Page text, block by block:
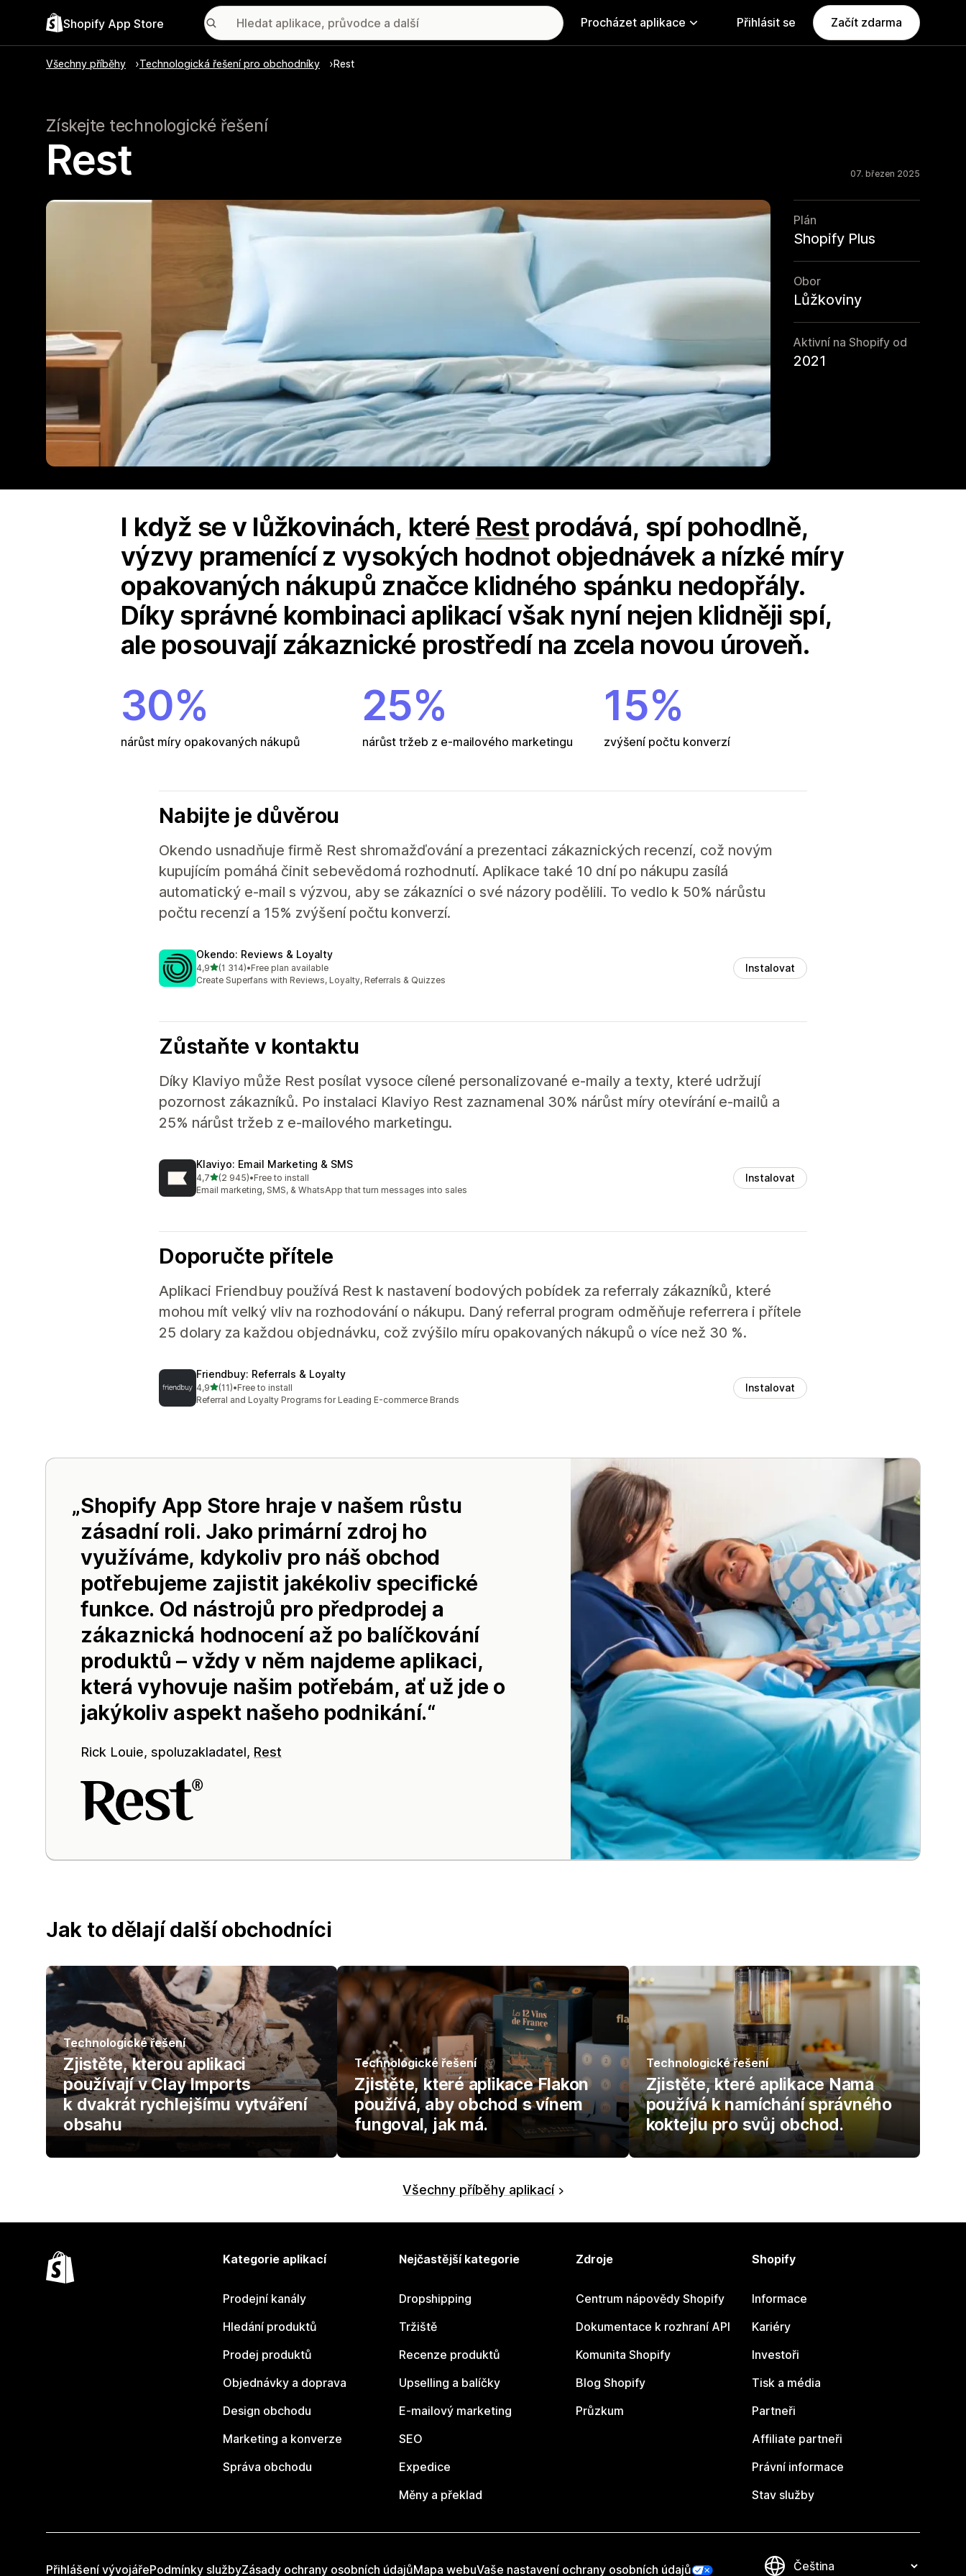
Shopify App Store Procházet aplikace Přihlásit se Začít zdarma
Všechny příběhy Technologická řešení pro obchodníky Rest
Získejte technologické řešení
Rest 07. březen 2025
Plán
Shopify Plus
Obor
Lůžkoviny
Aktivní na Shopify od
2021
I když se v lůžkovinách, které Restprodává, spí pohodlně,
výzvy pramenící z vysokých hodnot objednávek a nízké míry
opakovaných nákupů značce klidného spánku nedopřály.
Díky správné kombinaci aplikací však nyní nejen klidněji spí,
ale posouvají zákaznické prostředí na zcela novou úroveň.
30%
nárůst míry opakovaných nákupů
25%
nárůst tržeb z e-mailového marketingu
15%
zvýšení počtu konverzí
Nabijte je důvěrou
Okendo usnadňuje firmě Rest shromažďování a prezentaci zákaznických recenzí, což novým
kupujícím pomáhá činit sebevědomá rozhodnutí. Aplikace také 10 dní po nákupu zasílá
automatický e-mail s výzvou, aby se zákazníci o své názory podělili. To vedlo k 50% nárůstu
počtu recenzí a 15% zvýšení počtu konverzí.
Okendo: Reviews & Loyalty
4,9z 5 hvězd
(1 314)
Celkový počet recenzí: 1314
•Free plan available
Create Superfans with Reviews, Loyalty, Referrals & Quizzes
Instalovat
Zůstaňte v kontaktu
Díky Klaviyo může Rest posílat vysoce cílené personalizované e-maily a texty, které udržují
pozornost zákazníků. Po instalaci Klaviyo Rest zaznamenal 30% nárůst míry otevírání e-mailů a
25% nárůst tržeb z e-mailového marketingu.
Klaviyo: Email Marketing & SMS
4,7z 5 hvězd
(2 945)
Celkový počet recenzí: 2945
•Free to install
Email marketing, SMS, & WhatsApp that turn messages into sales
Instalovat
Doporučte přítele
Aplikaci Friendbuy používá Rest k nastavení bodových pobídek za referraly zákazníků, které
mohou mít velký vliv na rozhodování o nákupu. Daný referral program odměňuje referrera i přítele
25 dolary za každou objednávku, což zvýšilo míru opakovaných nákupů o více než 30 %.
Friendbuy: Referrals & Loyalty
4,9z 5 hvězd
(11)
Celkový počet recenzí: 11
•Free to install
Referral and Loyalty Programs for Leading E-commerce Brands
Instalovat
Shopify App Store hraje v našem růstu
zásadní roli. Jako primární zdroj ho
využíváme, kdykoliv pro náš obchod
potřebujeme zajistit jakékoliv specifické
funkce. Od nástrojů pro předprodej a
zákaznická hodnocení až po balíčkování
produktů – vždy v něm najdeme aplikaci,
která vyhovuje našim potřebám, ať už jde o
jakýkoliv aspekt našeho podnikání.
Rick Louie, spoluzakladatel, Rest
Jak to dělají další obchodníci
Technologické řešení
Zjistěte, kterou aplikaci
používají v Clay Imports
k dvakrát rychlejšímu vytváření
obsahu
Technologické řešení
Zjistěte, které aplikace Flakon
používá, aby obchod s vínem
fungoval, jak má.
Technologické řešení
Zjistěte, které aplikace Nama
používá k namíchání správného
koktejlu pro svůj obchod.
Všechny příběhy aplikací
Kategorie aplikací
Prodejní kanály
Hledání produktů
Prodej produktů
Objednávky a doprava
Design obchodu
Marketing a konverze
Správa obchodu
Nejčastější kategorie
Dropshipping
Tržiště
Recenze produktů
Upselling a balíčky
E-mailový marketing
SEO
Expedice
Měny a překlad
Zdroje
Centrum nápovědy Shopify
Dokumentace k rozhraní API
Komunita Shopify
Blog Shopify
Průzkum
Shopify
Informace
Kariéry
Investoři
Tisk a média
Partneři
Affiliate partneři
Právní informace
Stav služby
Přihlášení vývojářePodmínky službyZásady ochrany osobních údajůMapa webuVaše nastavení ochrany osobních údajů